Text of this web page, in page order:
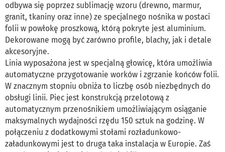
odbywa się poprzez sublimację wzoru (drewno, marmur,
granit, tkaniny oraz inne) ze specjalnego nośnika w postaci
folii w powłokę proszkową, którą pokryte jest aluminium.
Dekorowane mogą być zarówno profile, blachy, jak i detale
akcesoryjne.
Linia wyposażona jest w specjalną głowicę, która umożliwia
automatyczne przygotowanie worków i zgrzanie końców folii.
W znacznym stopniu obniża to liczbę osób niezbędnych do
obsługi linii. Piec jest konstrukcją przelotową z
automatycznym przenośnikiem umożliwiającym osiąganie
maksymalnych wydajności rzędu 150 sztuk na godzinę. W
połączeniu z dodatkowymi stołami rozładunkowo-
załadunkowymi jest to druga taka instalacja w Europie. Zaś